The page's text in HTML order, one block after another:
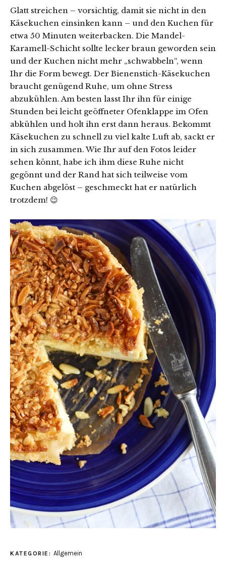
Glatt streichen – vorsichtig, damit sie nicht in den
Käsekuchen einsinken kann – und den Kuchen für
etwa 50 Minuten weiterbacken. Die Mandel-
Karamell-Schicht sollte lecker braun geworden sein
und der Kuchen nicht mehr „schwabbeln“, wenn
Ihr die Form bewegt. Der Bienenstich-Käsekuchen
braucht genügend Ruhe, um ohne Stress
abzukühlen. Am besten lasst Ihr ihn für einige
Stunden bei leicht geöffneter Ofenklappe im Ofen
abkühlen und holt ihn erst dann heraus. Bekommt
Käsekuchen zu schnell zu viel kalte Luft ab, sackt er
in sich zusammen. Wie Ihr auf den Fotos leider
sehen könnt, habe ich ihm diese Ruhe nicht
gegönnt und der Rand hat sich teilweise vom
Kuchen abgelöst – geschmeckt hat er natürlich
trotzdem! 😉
KATEGORIE: Allgemein